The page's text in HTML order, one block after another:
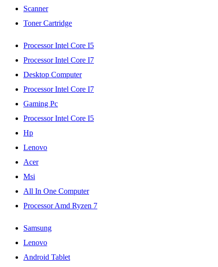
Scanner
Toner Cartridge
Processor Intel Core I5
Processor Intel Core I7
Desktop Computer
Processor Intel Core I7
Gaming Pc
Processor Intel Core I5
Hp
Lenovo
Acer
Msi
All In One Computer
Processor Amd Ryzen 7
Samsung
Lenovo
Android Tablet